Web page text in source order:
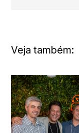
Veja também: